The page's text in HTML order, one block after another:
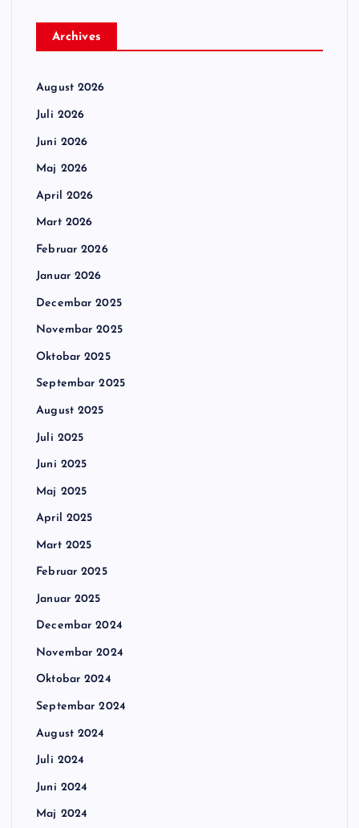
Archives
August 2026
Juli 2026
Juni 2026
Maj 2026
April 2026
Mart 2026
Februar 2026
Januar 2026
Decembar 2025
Novembar 2025
Oktobar 2025
Septembar 2025
August 2025
Juli 2025
Juni 2025
Maj 2025
April 2025
Mart 2025
Februar 2025
Januar 2025
Decembar 2024
Novembar 2024
Oktobar 2024
Septembar 2024
August 2024
Juli 2024
Juni 2024
Maj 2024